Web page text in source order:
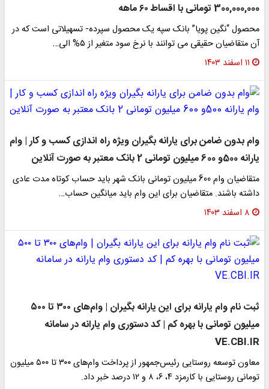
300,000,000 تومانی با اقساط ۶۰ ماهه
محصول “نگین پویا” بانک سپه یک محصول سپرده‌‌- تسهیلاتی است که در
آن متقاضیان حقیقی می توانند با نرخ سود متغیر از ۵% الی…
۱۱ اسفند ۱۴۰۳
وام بدون ضامن برای یارانه بگیران ویژه راه اندازی کسب و کار | وام
یارانه 500و 600 میلیون تومانی 2 بانک معتبر به صورت آنلاین
متقاضیان وام 600 میلیون تومانی بانک شهر باید حساب کوتاه مدت عادی
داشته باشند. متقاضیان برای این وام باید میانگین حساب…
۸ اسفند ۱۴۰۳
ثبت نام وام یارانه برای این یارانه بگیران | وام‌های ۳۰۰ تا ۵۰۰
میلیون تومانی با بهره کم | کد دستوری وام یارانه در سامانه
VE.CBI.IR
معاون توسعه روستایی رئیس‌جمهور از پرداخت وام‌های ۳۰۰ تا ۵۰۰ میلیون
تومانی روستایی با کارمزد ۴، ۶، ۸ و ۱۲ درصد خبر داد.